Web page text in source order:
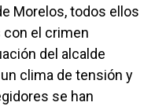
Morelos, todos ellos
el crimen
del alcalde
clima de tensión y
se han